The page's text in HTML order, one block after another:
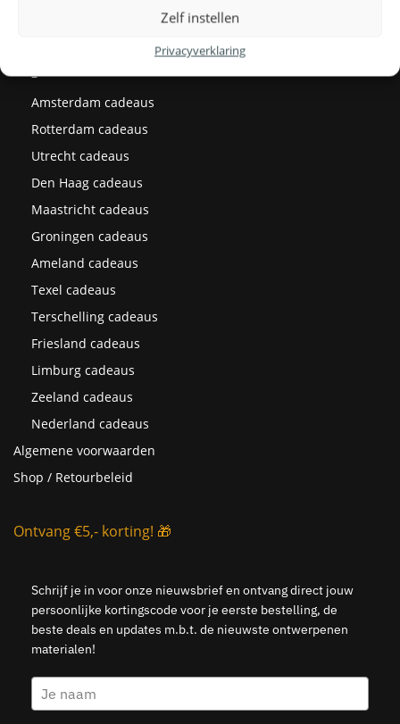
Zelf instellen
Privacyverklaring
–
Amsterdam cadeaus
Rotterdam cadeaus
Utrecht cadeaus
Den Haag cadeaus
Maastricht cadeaus
Groningen cadeaus
Ameland cadeaus
Texel cadeaus
Terschelling cadeaus
Friesland cadeaus
Limburg cadeaus
Zeeland cadeaus
Nederland cadeaus
Algemene voorwaarden
Shop / Retourbeleid
Ontvang €5,- korting! 🎁
Schrijf je in voor onze nieuwsbrief en ontvang direct jouw
persoonlijke kortingscode voor je eerste bestelling, de
beste deals en updates m.b.t. de nieuwste ontwerpenen
materialen!